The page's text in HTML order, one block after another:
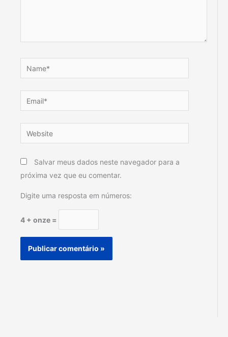
Name*
Email*
Website
Salvar meus dados neste navegador para a
próxima vez que eu comentar.
Digite uma resposta em números:
4 + onze =